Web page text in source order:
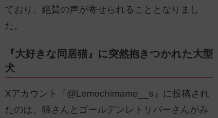
ており、絶賛の声が寄せられることとなりまし
た。
『大好きな同居猫』に突然抱きつかれた大型
犬
Xアカウント『@Lemochimame__s』に投稿され
たのは、猫さんとゴールデンレトリバーさんがみ